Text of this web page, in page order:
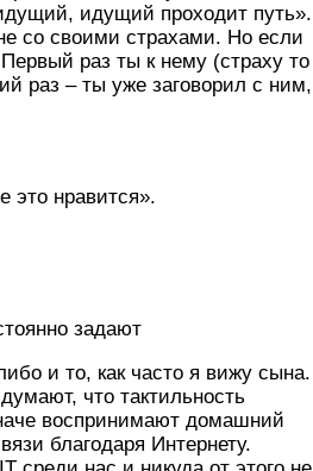
идущий проходит путь».
со своими страхами. Но если
раз ты к нему (страху то
раз – ты уже заговорил с ним,
это нравится».
задают
и то, как часто я вижу сына.
что тактильность
воспринимают домашний
благодаря Интернету.